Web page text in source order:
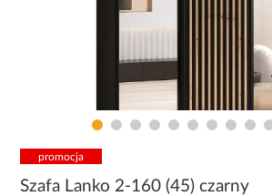
promocja
Szafa Lanko 2-160 (45) czarny